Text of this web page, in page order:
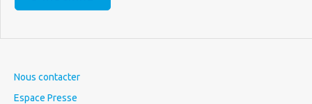
Nous contacter
Espace Presse